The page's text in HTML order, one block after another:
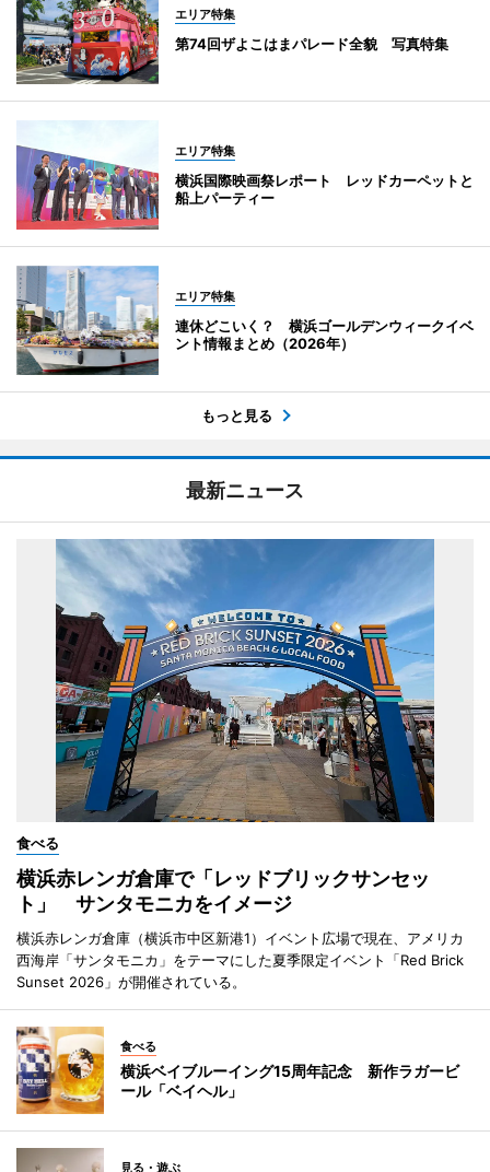
エリア特集
第74回ザよこはまパレード全貌 写真特集
エリア特集
横浜国際映画祭レポート レッドカーペットと
船上パーティー
エリア特集
連休どこいく？ 横浜ゴールデンウィークイベ
ント情報まとめ（2026年）
もっと見る
最新ニュース
食べる
横浜赤レンガ倉庫で「レッドブリックサンセッ
ト」 サンタモニカをイメージ
横浜赤レンガ倉庫（横浜市中区新港1）イベント広場で現在、アメリカ
西海岸「サンタモニカ」をテーマにした夏季限定イベント「Red Brick
Sunset 2026」が開催されている。
食べる
横浜ベイブルーイング15周年記念 新作ラガービ
ール「ベイヘル」
見る・遊ぶ